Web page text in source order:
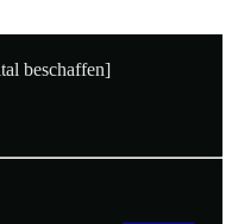
beschaffen]